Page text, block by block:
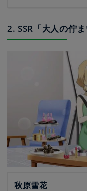
2. SSR「大人の佇ま
秋原雪花